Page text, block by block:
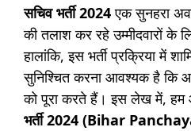
सचिव भर्ती 2024एक सुनहरा
की तलाश कर रहे उम्मीदवारों के
हालांकि, इस भर्ती प्रक्रिया में
सुनिश्चित करना आवश्यक है कि आप
को पूरा करते हैं। इस लेख में,
भर्ती 2024 (Bihar